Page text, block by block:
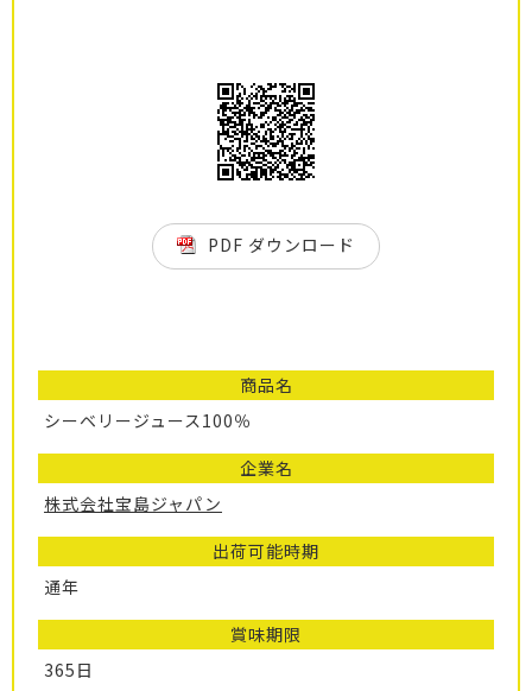
PDF ダウンロード
商品名
シーベリージュース100％
企業名
株式会社宝島ジャパン
出荷可能時期
通年
賞味期限
365日